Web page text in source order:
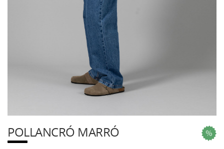
POLLANCRÓ MARRÓ